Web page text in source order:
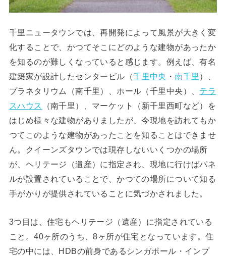
千里ニュータウンでは、再開発によって風景が大きく変
化することで、かつてそこにどのような建物があったか
を知るのが難しくなっていると感じます。例えば、有名
建築家が設計したセンタービル（千里中央 ・南千里 ）、
プラネタリウム（南千里）、ホール（千里中央）、 テラ
スハウス
（南千里）、マーケット（新千里西町など）を
はじめ様々な建物がありましたが、今現地を訪れてもか
つてこのような建物があったことを知ることはできませ
ん。クイーンズタウンでは現存しないいくつかの場所
が、ヘリテージ（遺産）に指定され、現地に行けばパネ
ルが設置されていることで、かつての場所について知る
手がかりが提供されていることに気づかされました。
3つ目は、住宅もヘリテージ（遺産）に指定されている
こと。40ヶ所のうち、8ヶ所が住宅となっています。住
宅の中には、HDBの前身であるシンガポール・インプ